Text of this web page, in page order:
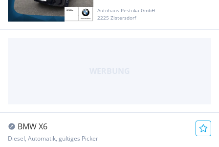
Autohaus Pestuka GmbH
2225 Zistersdorf
BMW X6
Diesel, Automatik, gültiges Pickerl